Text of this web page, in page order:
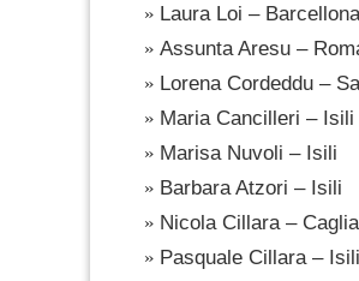
Laura Loi – Barcellona
Assunta Aresu –
Lorena Cordeddu –
Maria Cancilleri – Isili
Marisa Nuvoli – Isili
Barbara Atzori – Isili
Nicola Cillara –
Pasquale Cillara – Isili